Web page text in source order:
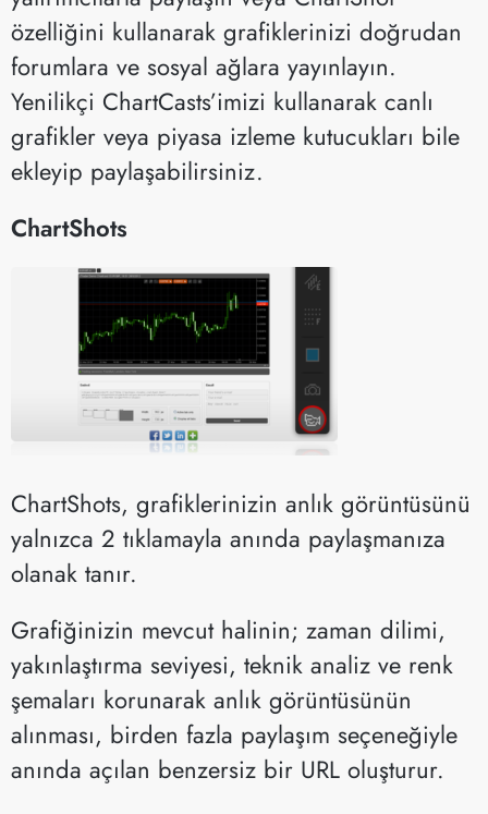
özelliğini kullanarak grafiklerinizi doğrudan
forumlara ve sosyal ağlara yayınlayın.
Yenilikçi ChartCasts’imizi kullanarak canlı
grafikler veya piyasa izleme kutucukları bile
ekleyip paylaşabilirsiniz.
ChartShots
ChartShots, grafiklerinizin anlık görüntüsünü
yalnızca 2 tıklamayla anında paylaşmanıza
olanak tanır.
Grafiğinizin mevcut halinin; zaman dilimi,
yakınlaştırma seviyesi, teknik analiz ve renk
şemaları korunarak anlık görüntüsünün
alınması, birden fazla paylaşım seçeneğiyle
anında açılan benzersiz bir URL oluşturur.